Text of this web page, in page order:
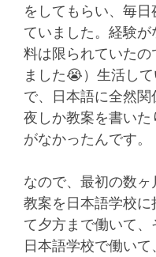
をしてもらい、毎
ていました。 経験が
料は限られていた
ました😭）生活し
で、日本語に全然関
夜しか教案を書い
がなかったんです。
なので、最初の数
教案を日本語学校
て夕方まで働いて
日本語学校で働い